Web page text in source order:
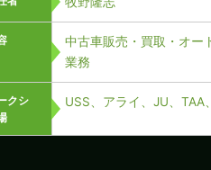
中古車販売・買取・オー
業務
クシ
USS、アライ、JU、